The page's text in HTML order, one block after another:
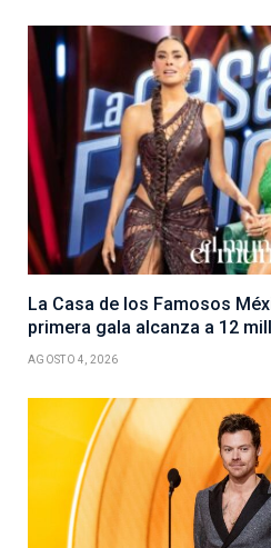
La Casa de los Famosos
primera gala alcanza a 12
AGOSTO 4, 2026